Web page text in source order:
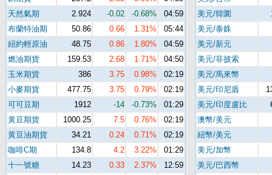
天然氣期
2.924 -0.02 -0.68%
04:59
布蘭特油期
50.86 0.66 1.31%
05:44
紐約輕原油
48.75 0.86 1.80%
04:59
燃油期貨
159.53 2.68 1.71%
04:50
玉米期貨
386 3.75 0.98%
02:19
小麥期貨
477.75 3.75 0.79%
02:19
可可豆期
1912 -14 -0.73%
01:29
黃豆期貨
1000.25 7.5 0.76%
02:19
黃豆油期貨
34.21 0.24 0.71%
02:19
咖啡C期
134.8 4.2 3.22%
01:29
十一號糖
14.23 0.33 2.37%
12:59
美元/韓圜
美元/泰銖
美元/新元
美元/菲披索
美元/馬來幣
美元/印尼盾
美元/印度盧比
澳幣/美元
紐幣/美元
美元/加幣
美元/巴西幣